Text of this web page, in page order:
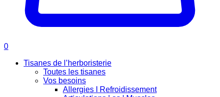
0
Tisanes de l’herboristerie
Toutes les tisanes
Vos besoins
Allergies I Refroidissement